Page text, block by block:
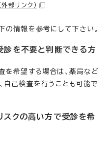
外部リンク）
の情報を参考にして下さい。
診を不要と判断できる方
を希望する場合は、薬局など
自己検査を行うことも可能で
スクの高い方で受診を希